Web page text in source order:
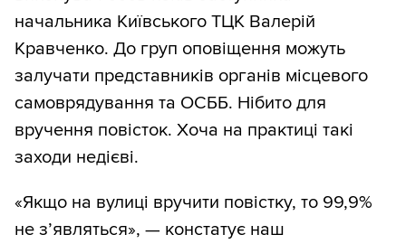
начальника Київського ТЦК Валерій
Кравченко. До груп оповіщення можуть
залучати представників органів місцевого
самоврядування та ОСББ. Нібито для
вручення повісток. Хоча на практиці такі
заходи недієві.
«Якщо на вулиці вручити повістку, то 99,9%
не з’являться», — констатує наш